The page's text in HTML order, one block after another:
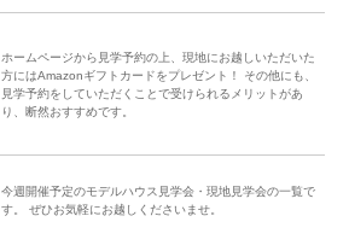
ホームページから見学予約の上、現地にお越しいただいた
方にはAmazonギフトカードをプレゼント！ その他にも、
見学予約をしていただくことで受けられるメリットがあ
り、断然おすすめです。
今週開催予定のモデルハウス見学会・現地見学会の一覧で
す。 ぜひお気軽にお越しくださいませ。